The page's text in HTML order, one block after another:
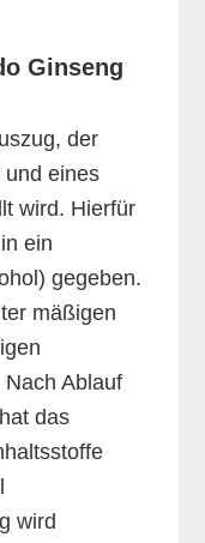
Ginseng
der
und eines
wird. Hierfür
ein
gegeben.
mäßigen
Ablauf
das
wird